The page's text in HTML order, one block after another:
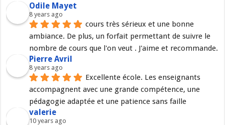
Odile Mayet
8 years ago
cours très sérieux et une bonne
ambiance. De plus, un forfait permettant de suivre le
nombre de cours que l'on veut . J'aime et recommande.
Pierre Avril
8 years ago
Excellente école. Les enseignants
accompagnent avec une grande compétence, une
pédagogie adaptée et une patience sans faille
valerie
10 years ago